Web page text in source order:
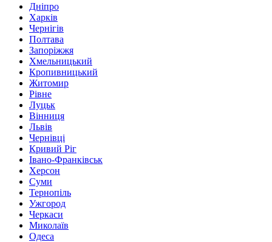
Дніпро
Харків
Чернігів
Полтава
Запоріжжя
Хмельницький
Кропивницький
Житомир
Рівне
Луцьк
Вінниця
Львів
Чернівці
Кривий Ріг
Івано-Франківськ
Херсон
Суми
Тернопіль
Ужгород
Черкаси
Миколаїв
Одеса